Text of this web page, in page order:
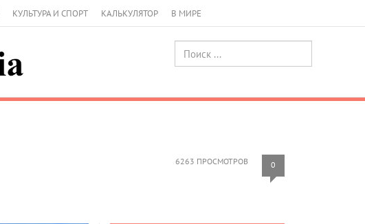
КУЛЬТУРА И СПОРТ КАЛЬКУЛЯТОР В МИРЕ
6263 ПРОСМОТРОВ 0